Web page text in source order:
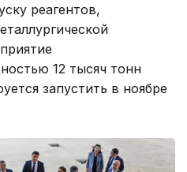
реагентов,
12 тысяч тонн
запустить в ноябре